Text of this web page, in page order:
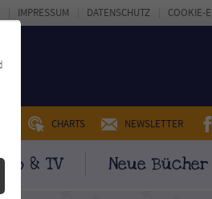
CHARTS NEWSLETTER
& TV Neue Bücher
IMPRESSUM DATENSCHUTZ COOKIE-